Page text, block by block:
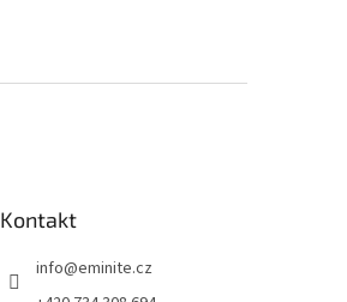
Kontakt
info@eminite.cz